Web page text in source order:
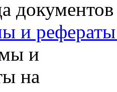
и рефераты